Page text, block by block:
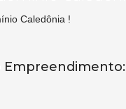
Caledônia !
Empreendimento: